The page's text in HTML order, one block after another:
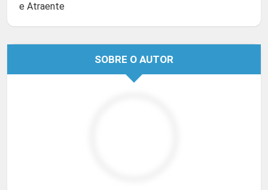
e Atraente
SOBRE O AUTOR